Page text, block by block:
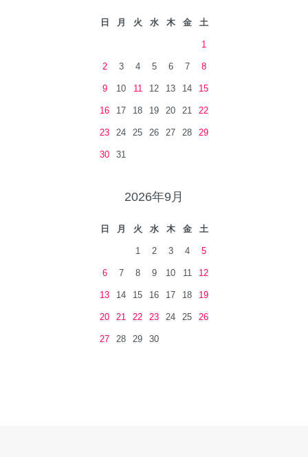
日 月 火 水 木 金 土
1
2 3 4 5 6 7 8
9 10 11 12 13 14 15
16 17 18 19 20 21 22
23 24 25 26 27 28 29
30 31
2026年9月
日 月 火 水 木 金 土
1 2 3 4 5
6 7 8 9 10 11 12
13 14 15 16 17 18 19
20 21 22 23 24 25 26
27 28 29 30